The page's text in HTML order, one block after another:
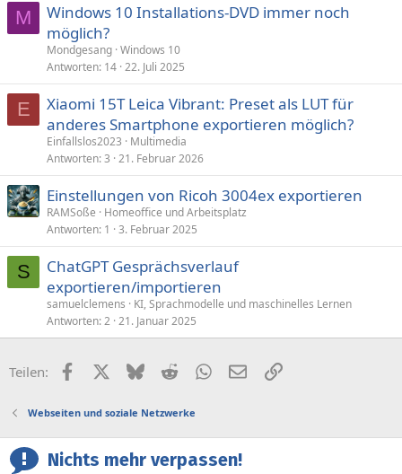
M
Windows 10 Installations-DVD immer noch
möglich?
Mondgesang Windows 10
Antworten 14 22. Juli 2025
E
Xiaomi 15T Leica Vibrant: Preset als LUT für
anderes Smartphone exportieren möglich?
Einfallslos2023
Multimedia
Antworten 3 21. Februar 2026
Einstellungen von Ricoh 3004ex exportieren
RAMSoße
Homeoffice und Arbeitsplatz
Antworten 1 3. Februar 2025
S
ChatGPT Gesprächsverlauf
exportieren/importieren
samuelclemens
KI, Sprachmodelle und maschinelles Lernen
Antworten 2 21. Januar 2025
Teilen: FacebookX (Twitter)
BlueskyRedditWhatsApp
E-MailLink
Webseiten und soziale Netzwerke
Nichts mehr verpassen!